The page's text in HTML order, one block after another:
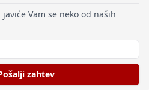
Vam se neko od naših
zahtev